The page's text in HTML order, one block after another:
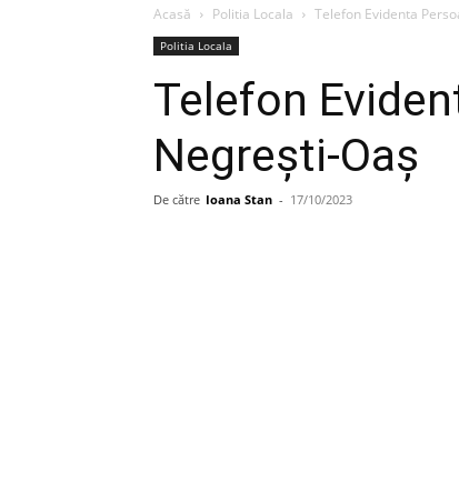
Acasă Politia Locala Telefon Evidenta
Politia Locala
Telefon
Negrești-Oaș
De către Ioana Stan - 17/10/2023